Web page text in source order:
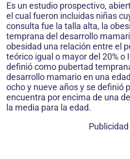
Es un estudio prospectivo,
el cual fueron incluidas niñas
consulta fue la talla alta, la
temprana del desarrollo
obesidad una relación entre el
teórico igual o mayor del 20% o
definió como pubertad
desarrollo mamario en una
ocho y nueve años y se definió
encuentra por encima de una
la media para la edad.
Publicidad